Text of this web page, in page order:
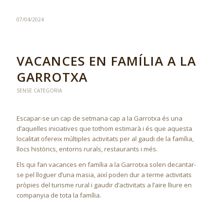
07/04/2024
VACANCES EN FAMÍLIA A LA
GARROTXA
SENSE CATEGORIA
Escapar-se un cap de setmana cap a la Garrotxa és una
d’aquelles iniciatives que tothom estimarà i és que aquesta
localitat ofereix múltiples activitats per al gaudi de la família,
llocs històrics, entorns rurals, restaurants i més.
Els qui fan vacances en família a la Garrotxa solen decantar-
se pel lloguer d’una masia, així poden dur a terme activitats
pròpies del turisme rural i gaudir d’activitats a l’aire lliure en
companyia de tota la família.